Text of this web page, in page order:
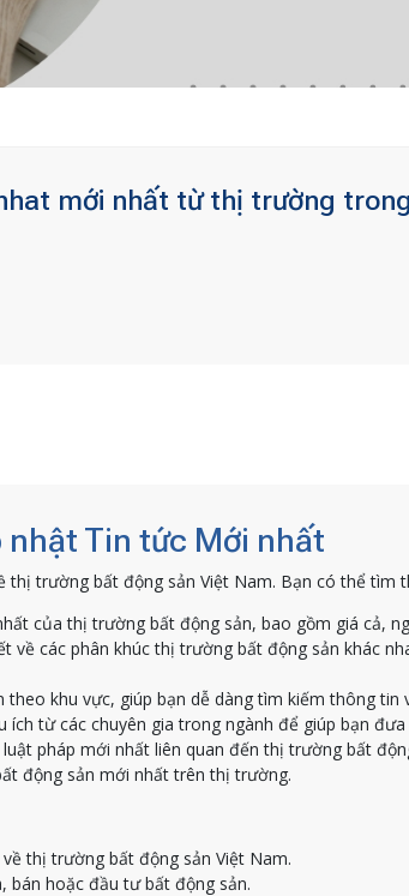
mới nhất từ thị trường
nhật Tin tức Mới nhất
trường bất động sản Việt Nam. Bạn có thể tìm
của thị trường bất động sản, bao gồm giá cả,
về các phân khúc thị trường bất động sản khác
khu vực, giúp bạn dễ dàng tìm kiếm thông tin
ích từ các chuyên gia trong ngành để giúp bạn
pháp mới nhất liên quan đến thị trường bất
động sản mới nhất trên thị trường.
thị trường bất động sản Việt Nam.
bán hoặc đầu tư bất động sản.